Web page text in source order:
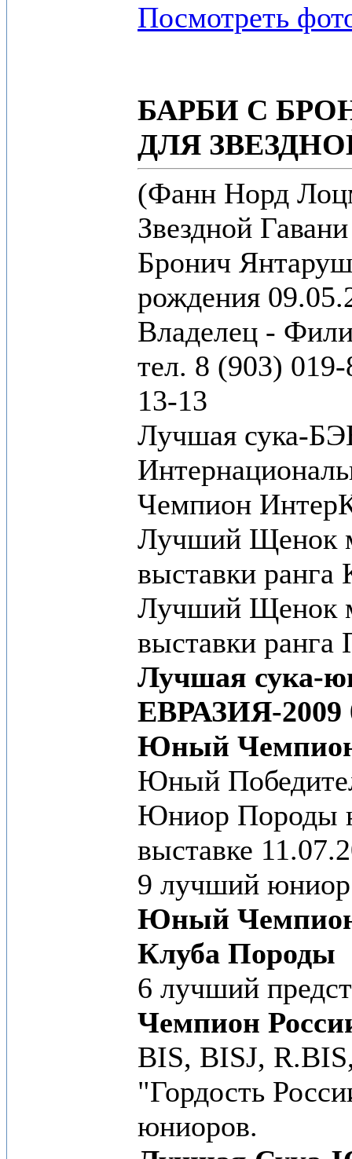
Посмотреть
БАРБИ С
ДЛЯ
(Фанн Норд
Звездной
Бронич
рождения
Владелец -
тел. 8 (903)
13-13
Лучшая сука-
Чемпион
Лучший Щенок
выставки
Лучший Щенок
выставки ранга
Лучшая сука-
ЕВРАЗИЯ-2009
Юный
Юный
Юниор Породы
выставке
9 лучший юниор
Юный Чемпион
Клуба Породы
6 лучший
Чемпион
BIS, BISJ,
"Гордость
юниоров.